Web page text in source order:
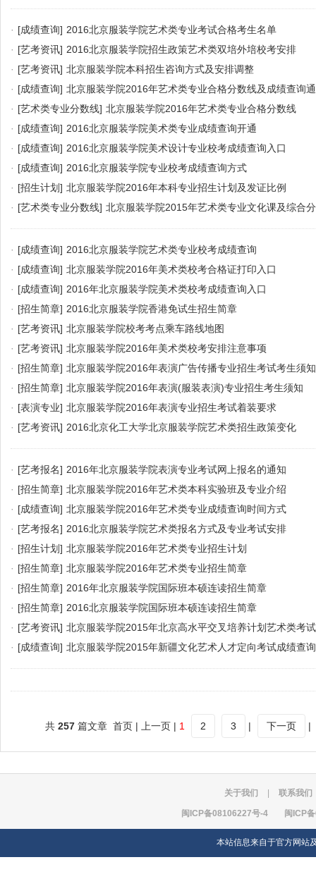
· [成绩查询] 2016北京服装学院艺术类专业考试合格考生名单
· [艺考资讯] 2016北京服装学院招生政策艺术类双培外培校考安排
· [艺考资讯] 北京服装学院本科招生咨询方式及安排调整
· [成绩查询] 北京服装学院2016年艺术类专业合格分数线及成绩查询
· [艺术类专业分数线] 北京服装学院2016年艺术类专业合格分数线
· [成绩查询] 2016北京服装学院美术类专业成绩查询开通
· [成绩查询] 2016北京服装学院美术设计专业校考成绩查询入口
· [成绩查询] 2016北京服装学院专业校考成绩查询方式
· [招生计划] 北京服装学院2016年本科专业招生计划及发证比例
· [艺术类专业分数线] 北京服装学院2015年艺术类专业文化课及综合
· [成绩查询] 2016北京服装学院艺术类专业校考成绩查询
· [成绩查询] 北京服装学院2016年美术类校考合格证打印入口
· [成绩查询] 2016年北京服装学院美术类校考成绩查询入口
· [招生简章] 2016北京服装学院香港免试生招生简章
· [艺考资讯] 北京服装学院校考考点乘车路线地图
· [艺考资讯] 北京服装学院2016年美术类校考安排注意事项
· [招生简章] 北京服装学院2016年表演广告传播专业招生考试考生须知
· [招生简章] 北京服装学院2016年表演(服装表演)专业招生考生须知
· [表演专业] 北京服装学院2016年表演专业招生考试着装要求
· [艺考资讯] 2016北京化工大学北京服装学院艺术类招生政策变化
· [艺考报名] 2016年北京服装学院表演专业考试网上报名的通知
· [招生简章] 北京服装学院2016年艺术类本科实验班及专业介绍
· [成绩查询] 北京服装学院2016年艺术类专业成绩查询时间方式
· [艺考报名] 2016北京服装学院艺术类报名方式及专业考试安排
· [招生计划] 北京服装学院2016年艺术类专业招生计划
· [招生简章] 北京服装学院2016年艺术类专业招生简章
· [招生简章] 2016年北京服装学院国际班本硕连读招生简章
· [招生简章] 2016北京服装学院国际班本硕连读招生简章
· [艺考资讯] 北京服装学院2015年北京高水平交叉培养计划艺术类考
· [成绩查询] 北京服装学院2015年新疆文化艺术人才定向考试成绩查询
共 257 篇文章 首页 | 上一页 | 1 2 3 | 下一页 |
关于我们 联系我们
闽ICP备08106227号-4 闽ICP
本站信息来自于官方网站